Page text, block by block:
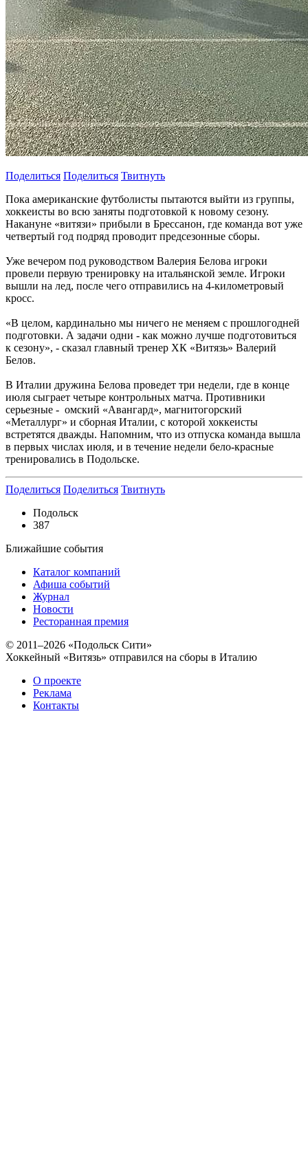
Поделиться Поделиться Твитнуть
Пока американские футболисты пытаются выйти из группы,
хоккеисты во всю заняты подготовкой к новому сезону.
Накануне «витязи» прибыли в Брессанон, где команда вот уже
четвертый год подряд проводит предсезонные сборы.
Уже вечером под руководством Валерия Белова игроки
провели первую тренировку на итальянской земле. Игроки
вышли на лед, после чего отправились на 4-километровый
кросс.
«В целом, кардинально мы ничего не меняем с прошлогодней
подготовки. А задачи одни - как можно лучше подготовиться
к сезону», - сказал главный тренер ХК «Витязь» Валерий
Белов.
В Италии дружина Белова проведет три недели, где в конце
июля сыграет четыре контрольных матча. Противники
серьезные - омский «Авангард», магнитогорский
«Металлург» и сборная Италии, с которой хоккеисты
встретятся дважды. Напомним, что из отпуска команда вышла
в первых числах июля, и в течение недели бело-красные
тренировались в Подольске.
Поделиться Поделиться Твитнуть
Подольск
387
Ближайшие события
Каталог компаний
Афиша событий
Журнал
Новости
Ресторанная премия
© 2011–2026 «Подольск Сити»
Хоккейный «Витязь» отправился на сборы в Италию
О проекте
Реклама
Контакты